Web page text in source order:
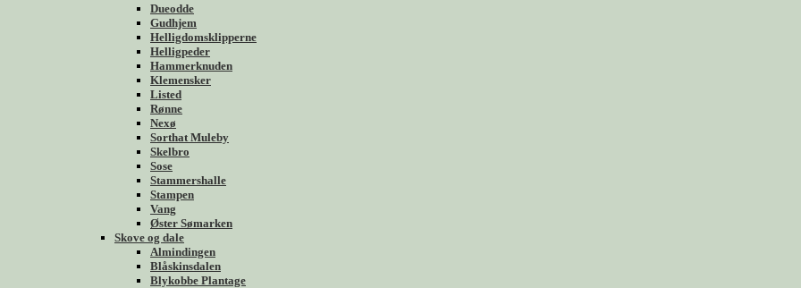
Dueodde
Gudhjem
Helligdomsklipperne
Helligpeder
Hammerknuden
Klemensker
Listed
Rønne
Nexø
Sorthat Muleby
Skelbro
Sose
Stammershalle
Stampen
Vang
Øster Sømarken
Skove og dale
Almindingen
Blåskinsdalen
Blykobbe Plantage